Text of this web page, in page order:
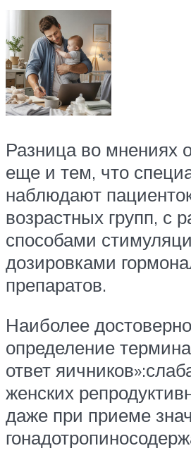
Разница во мнениях
еще и тем, что
наблюдают
возрастных групп, с
способами
дозировками
препаратов.
Наиболее
определение
ответ
женских
даже при приеме